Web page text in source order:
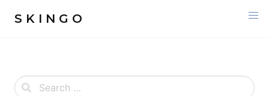
S K I N G O